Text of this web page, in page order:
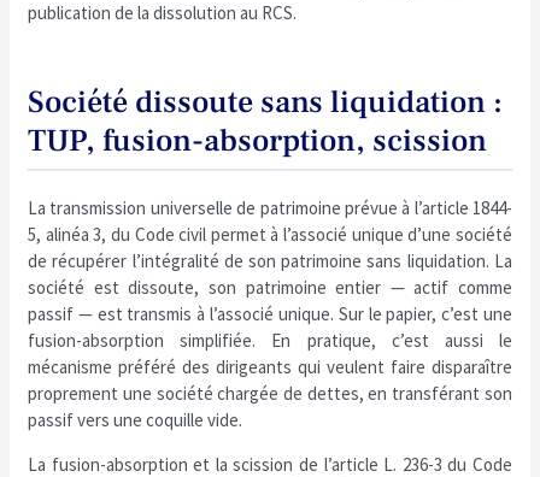
publication de la dissolution au RCS.
Société dissoute sans liquidation :
TUP, fusion-absorption, scission
La transmission universelle de patrimoine prévue à l’article 1844-
5, alinéa 3, du Code civil permet à l’associé unique d’une société
de récupérer l’intégralité de son patrimoine sans liquidation. La
société est dissoute, son patrimoine entier — actif comme
passif — est transmis à l’associé unique. Sur le papier, c’est une
fusion-absorption simplifiée. En pratique, c’est aussi le
mécanisme préféré des dirigeants qui veulent faire disparaître
proprement une société chargée de dettes, en transférant son
passif vers une coquille vide.
La fusion-absorption et la scission de l’article L. 236-3 du Code